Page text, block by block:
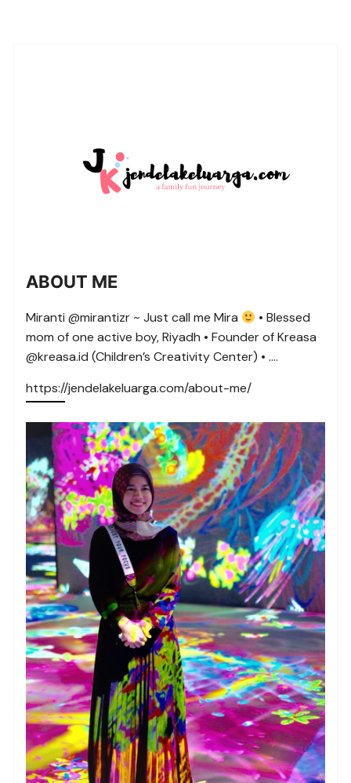
ABOUT ME
Miranti @mirantizr ~ Just call me Mira
• Blessed
mom of one active boy, Riyadh • Founder of Kreasa
@kreasa.id (Children’s Creativity Center) • ….
https://jendelakeluarga.com/about-me/